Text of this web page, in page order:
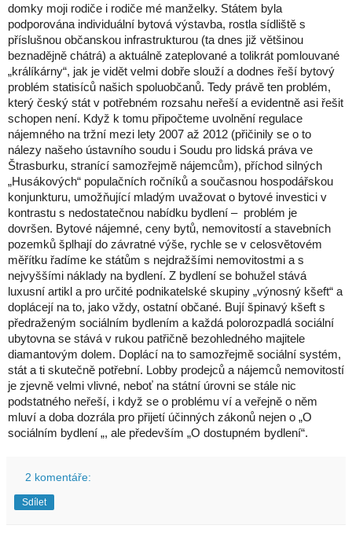
domky moji rodiče i rodiče mé manželky. Státem byla
podporována individuální bytová výstavba, rostla sídliště s
příslušnou občanskou infrastrukturou (ta dnes již většinou
beznadějně chátrá) a aktuálně zateplované a tolikrát pomlouvané
„králíkárny“, jak je vidět velmi dobře slouží a dodnes řeší bytový
problém statisíců našich spoluobčanů. Tedy právě ten problém,
který český stát v potřebném rozsahu neřeší a evidentně asi řešit
schopen není. Když k tomu připočteme uvolnění regulace
nájemného na tržní mezi lety 2007 až 2012 (přičinily se o to
nálezy našeho ústavního soudu i Soudu pro lidská práva ve
Štrasburku, stranící samozřejmě nájemcům), příchod silných
„Husákových“ populačních ročníků a současnou hospodářskou
konjunkturu, umožňující mladým uvažovat o bytové investici v
kontrastu s nedostatečnou nabídku bydlení – problém je
dovršen. Bytové nájemné, ceny bytů, nemovitostí a stavebních
pozemků šplhají do závratné výše, rychle se v celosvětovém
měřítku řadíme ke státům s nejdražšími nemovitostmi a s
nejvyššími náklady na bydlení. Z bydlení se bohužel stává
luxusní artikl a pro určité podnikatelské skupiny „výnosný kšeft“ a
doplácejí na to, jako vždy, ostatní občané. Bují špinavý kšeft s
předraženým sociálním bydlením a každá polorozpadlá sociální
ubytovna se stává v rukou patřičně bezohledného majitele
diamantovým dolem. Doplácí na to samozřejmě sociální systém,
stát a ti skutečně potřební. Lobby prodejců a nájemců nemovitostí
je zjevně velmi vlivné, neboť na státní úrovni se stále nic
podstatného neřeší, i když se o problému ví a veřejně o něm
mluví a doba dozrála pro přijetí účinných zákonů nejen o „O
sociálním bydlení „, ale především „O dostupném bydlení“.
2 komentáře:
Sdílet